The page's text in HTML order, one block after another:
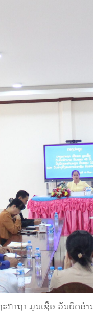
າຖາ ມູນເຊື້ອ ວັນຍຶດອໍ